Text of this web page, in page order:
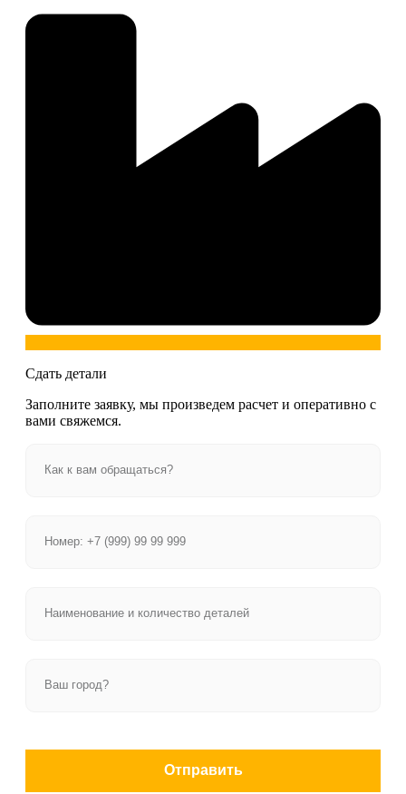
Сдать детали
Заполните заявку, мы произведем расчет и оперативно с
вами свяжемся.
Отправить